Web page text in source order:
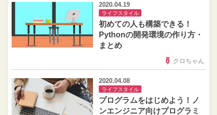
2020.04.19
ライフスタイル
初めての人も構築できる！
Pythonの開発環境の作り方・
まとめ
クロちゃん
2020.04.08
ライフスタイル
プログラムをはじめよう！ノ
ンエンジニア向けプログラミ